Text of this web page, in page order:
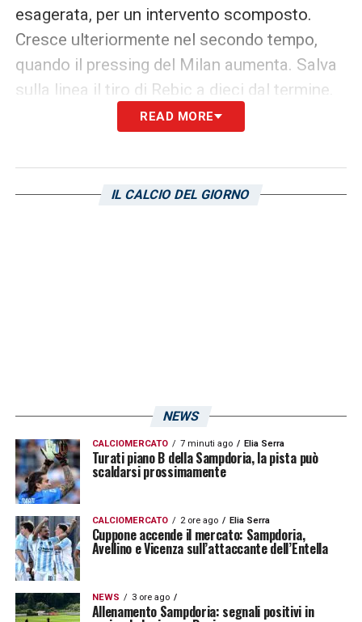
esagerata, per un intervento scomposto.
Cresce ulteriormente nel secondo tempo,
quando il pressing del Milan aumenta. Salva
sulla linea il tiro di Rebic a dieci dal termine.
– Al terzino sinistro manca la
Damsgaard, non dà forza, a metà primo
destra, scambia perfettamente con
Bereszynski. I suoi cross non arrivano a
destinazione ma è pur sempre molto preciso
nella gestione della sfera. Nel secondo
tempo gioca una delle sue migliori gare.
Corre come un ragazzino e fa partire anche
qualche contropiede interessante (dal 89′
Leris s.v. – ).
READ MORE
IL CALCIO DEL GIORNO
NEWS
CALCIOMERCATO 7 minuti ago Elia Serra
Turati piano B della Sampdoria, la pista può
scaldarsi prossimamente
CALCIOMERCATO 2 ore ago Elia Serra
Cuppone accende il mercato: Sampdoria,
Avellino e Vicenza sull’attaccante dell’Entella
NEWS 3 ore ago
Allenamento Sampdoria: segnali positivi in